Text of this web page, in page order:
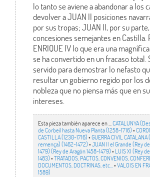
lo tanto se aviene a abandonar a los
devolver a JUAN II posiciones
por sus tropas; JUAN II, por su
concesiones semejantes en Castilla.
ENRIQUE IV lo que era una
se ha convertido en un fracaso total.
servido para demostrar lo nefasto
resultar un gobierno regido por los
nobleza que no piensa más que en
intereses.
Esta pieza también aparece en ... CATALUNYA
de Corbeil hasta Nueva Planta (1258-1716)•
CASTILLA (1230-1716)•GUERRA CIVIL
remença) (1462-1472)•JUAN II el Grande (Rey
1479) (Rey de Aragón 1458-1479)• LUIS XI (Rey
1483)•TRATADOS, PACTOS, CONVENIOS,
DOCUMENTOS, DOCTRINAS, etc… •VALOIS EN
1589)